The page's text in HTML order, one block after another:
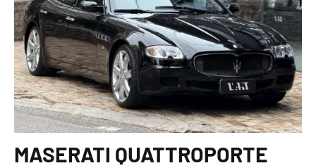
MASERATI QUATTROPORTE